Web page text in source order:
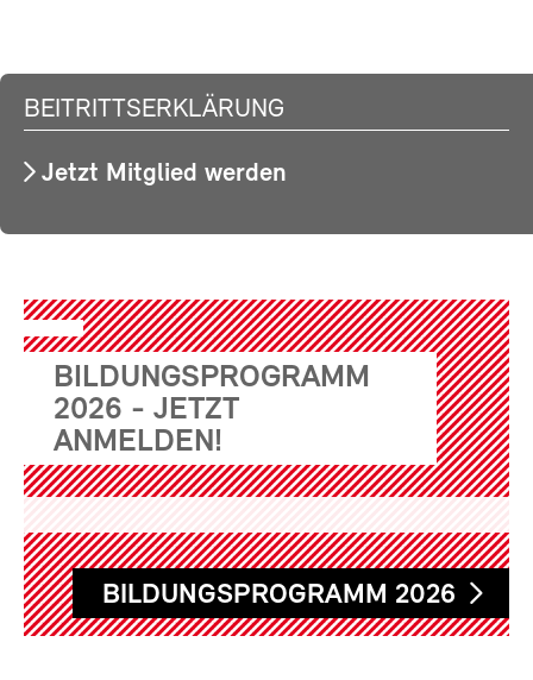
BEITRITTSERKLÄRUNG
Jetzt Mitglied werden
BILDUNGSPROGRAMM
2026 - JETZT
ANMELDEN!
BILDUNGSPROGRAMM 2026